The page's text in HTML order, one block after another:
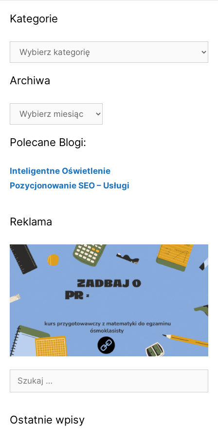
Kategorie
Kategorie
Archiwa
Archiwa
Polecane Blogi:
Inteligentne Oświetlenie
Pozycjonowanie SEO – Usługi
Reklama
Ostatnie wpisy